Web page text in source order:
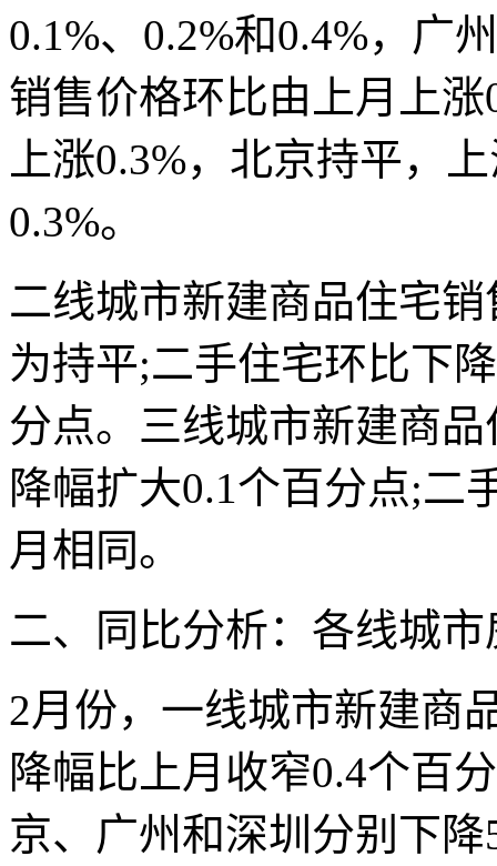
0.1%、0.2%和0.4%，广
销售价格环比由上月上
上涨0.3%，北京持平，
0.3%。
二线城市新建商品住宅
为持平;二手住宅环比下
分点。三线城市新建商
降幅扩大0.1个百分点;二
月相同。
二、同比分析：各线城
2月份，一线城市新建商
降幅比上月收窄0.4个百
京、广州和深圳分别下降